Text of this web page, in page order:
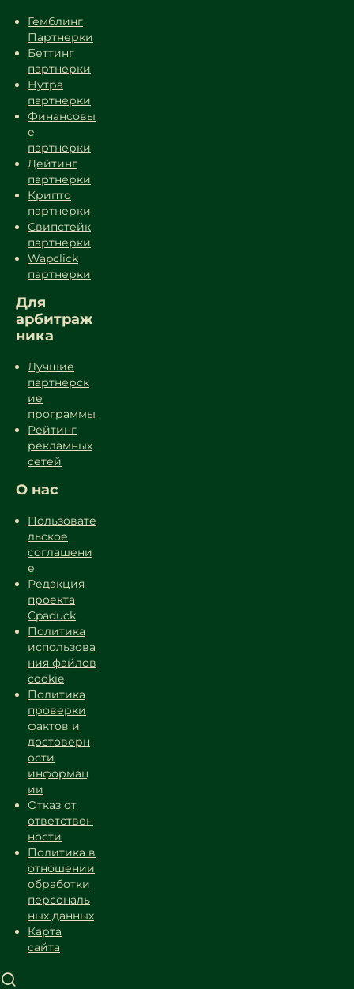
Гемблинг
Партнерки
Беттинг
партнерки
Нутра
партнерки
Финансовы
е
партнерки
Дейтинг
партнерки
Крипто
партнерки
Свипстейк
партнерки
Wapclick
партнерки
Для
арбитраж
ника
Лучшие
партнерск
ие
программы
Рейтинг
рекламных
сетей
О нас
Пользовате
льское
соглашени
е
Редакция
проекта
Cpaduck
Политика
использова
ния файлов
cookie
Политика
проверки
фактов и
достоверн
ости
информац
ии
Отказ от
ответствен
ности
Политика в
отношении
обработки
персональ
ных данных
Карта
сайта